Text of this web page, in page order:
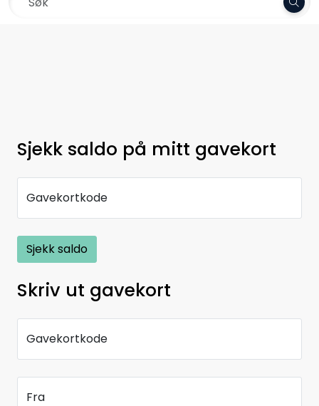
Skip to main content
Sjekk saldo på mitt gavekort
Gavekortkode
Sjekk saldo
Skriv ut gavekort
Gavekortkode
Fra
Kolleksjoner
Pinner og tilbehør
Gavekort
Outlet